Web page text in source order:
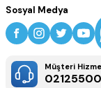
Sosyal Medya
Müşteri